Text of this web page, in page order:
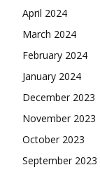
April 2024
March 2024
February 2024
January 2024
December 2023
November 2023
October 2023
September 2023